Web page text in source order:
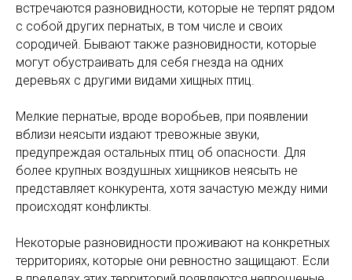
встречаются разновидности, которые не терпят рядом
с собой других пернатых, в том числе и своих
сородичей. Бывают также разновидности, которые
могут обустраивать для себя гнезда на одних
деревьях с другими видами хищных птиц.
Мелкие пернатые, вроде воробьев, при появлении
вблизи неясыти издают тревожные звуки,
предупреждая остальных птиц об опасности. Для
более крупных воздушных хищников неясыть не
представляет конкурента, хотя зачастую между ними
происходят конфликты.
Некоторые разновидности проживают на конкретных
территориях, которые они ревностно защищают. Если